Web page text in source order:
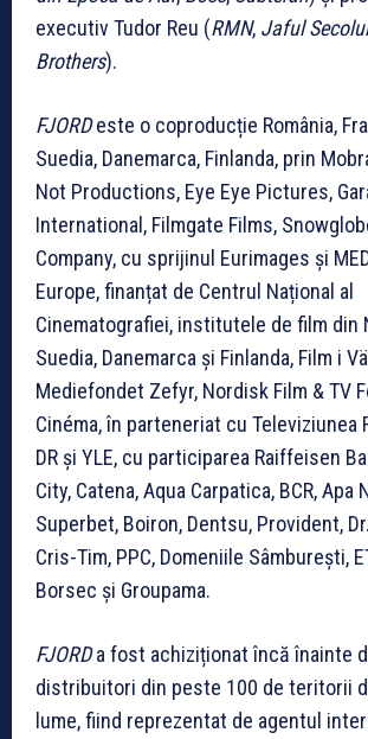
executiv Tudor Reu (RMN, Jaful
Brothers).
FJORDeste o coproducție România,
Suedia, Danemarca, Finlanda, prin
Not Productions, Eye Eye Pictures,
International, Filmgate Films,
Company, cu sprijinul Eurimages și
Europe, finanțat de Centrul Național al
Cinematografiei, institutele de film din
Suedia, Danemarca și Finlanda, Film i
Mediefondet Zefyr, Nordisk Film & TV
Cinéma, în parteneriat cu Televiziunea
DR și YLE, cu participarea Raiffeisen
City, Catena, Aqua Carpatica, BCR, Apa
Superbet, Boiron, Dentsu, Provident,
Cris-Tim, PPC, Domeniile Sâmburești,
Borsec și Groupama.
FJORDa fost achiziționat încă înainte
distribuitori din peste 100 de teritorii
lume, fiind reprezentat de agentul